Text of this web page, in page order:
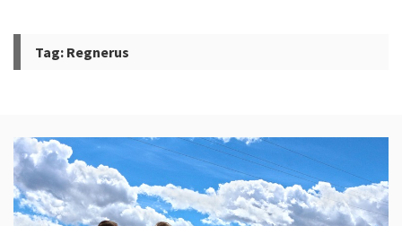
Tag: Regnerus